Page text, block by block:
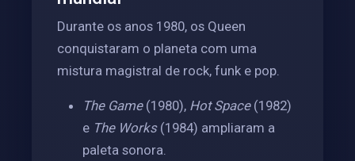
Durante os anos 1980, os Queen
conquistaram o planeta com uma
mistura magistral de rock, funk e pop.
The Game(1980), Hot Space(1982)
e The Works(1984) ampliaram a
paleta sonora.